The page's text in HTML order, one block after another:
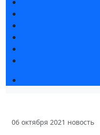
06 октября 2021 новость